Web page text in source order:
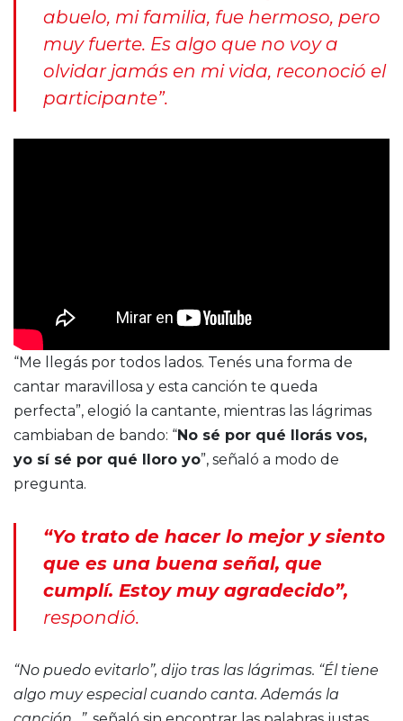
abuelo, mi familia, fue hermoso, pero
muy fuerte. Es algo que no voy a
olvidar jamás en mi vida, reconoció el
participante”.
“Me llegás por todos lados. Tenés una forma de
cantar maravillosa y esta canción te queda
perfecta”, elogió la cantante, mientras las lágrimas
cambiaban de bando: “No sé por qué llorás vos,
yo sí sé por qué lloro yo”, señaló a modo de
pregunta.
“Yo trato de hacer lo mejor y siento
que es una buena señal, que
cumplí. Estoy muy agradecido”,
respondió.
“No puedo evitarlo”, dijo tras las lágrimas. “Él tiene
algo muy especial cuando canta. Además la